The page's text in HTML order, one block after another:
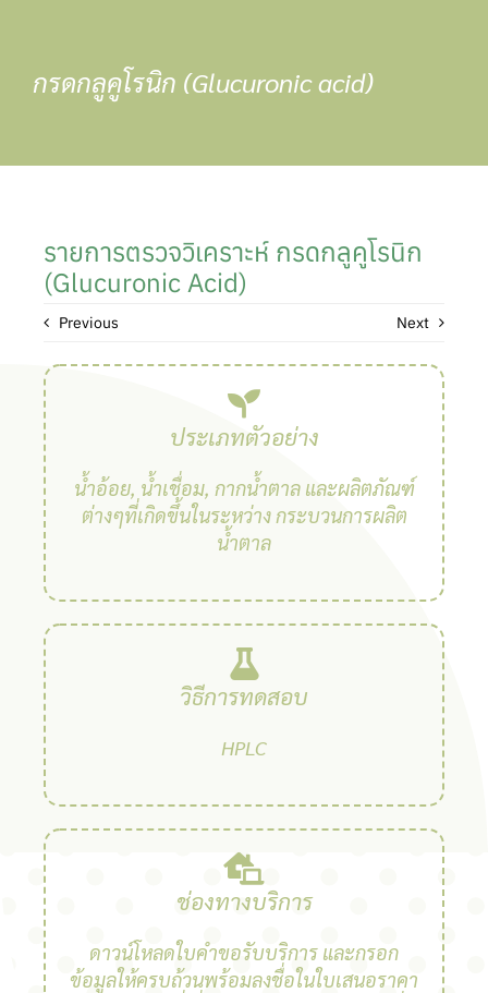
กรดกลูคูโรนิก (Glucuronic acid)
รายการตรวจวิเคราะห์ กรดกลูคูโรนิก
(Glucuronic Acid)
Previous Next
ประเภทตัวอย่าง
น้ำอ้อย, น้ำเชื่อม, กากน้ำตาล และผลิตภัณฑ์
ต่างๆที่เกิดขึ้นในระหว่าง กระบวนการผลิต
น้ำตาล
วิธีการทดสอบ
HPLC
ช่องทางบริการ
ดาวน์โหลดใบคำขอรับบริการ และกรอก
ข้อมูลให้ครบถ้วนพร้อมลงชื่อในใบเสนอราคา